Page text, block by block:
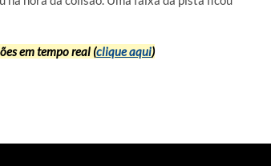
em tempo real (clique aqui)